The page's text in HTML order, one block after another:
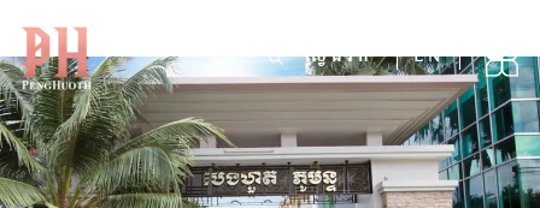
content
Search
for: EN
គម្រោង បុរី ប៉េង ហួត ភូមិន្ទ